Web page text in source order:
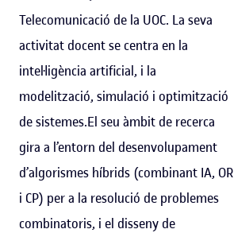
Telecomunicació de la UOC. La seva
activitat docent se centra en la
intel·ligència artificial, i la
modelització, simulació i optimització
de sistemes.El seu àmbit de recerca
gira a l’entorn del desenvolupament
d’algorismes híbrids (combinant IA, OR
i CP) per a la resolució de problemes
combinatoris, i el disseny de